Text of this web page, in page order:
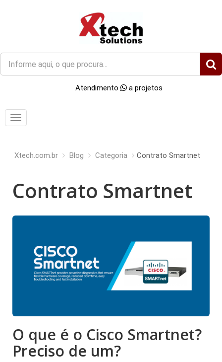
O
que
você
Atendimento a projetos
Menu
Xtech.com.br Blog Categoria Contrato Smartnet
Contrato Smartnet
O que é o Cisco Smartnet?
Preciso de um?